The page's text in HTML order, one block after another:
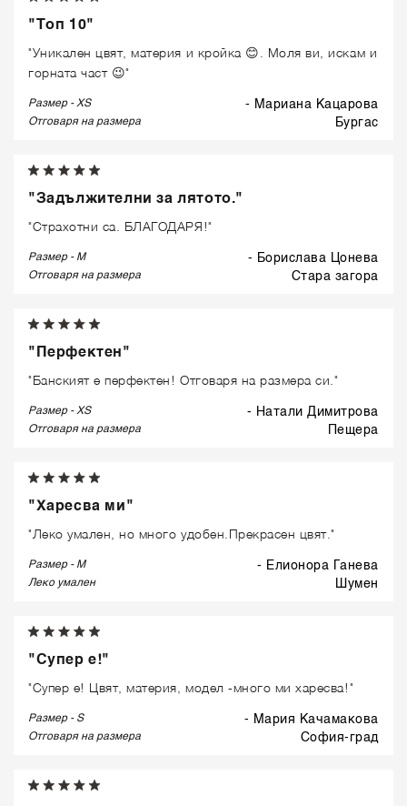
"Топ 10"
"Уникален цвят, материя и кройка 😊. Моля ви, искам и
горната част 😉"
Размер - XS - Мариана Кацарова
Отговаря на размера бургас
"Задължителни за лятото."
"Страхотни са. БЛАГОДАРЯ!"
Размер - M - Борислава Цонева
Отговаря на размера стара загора
"Перфектен"
"Банският е перфектен! Отговаря на размера си."
Размер - XS - Натали Димитрова
Отговаря на размера пещера
"Харесва ми"
"Леко умален, но много удобен.Прекрасен цвят."
Размер - M - Елионора Ганева
Леко умален шумен
"Супер е!"
"Супер е! Цвят, материя, модел -много ми харесва!"
Размер - S - Maрия Качамакова
Отговаря на размера софия-град